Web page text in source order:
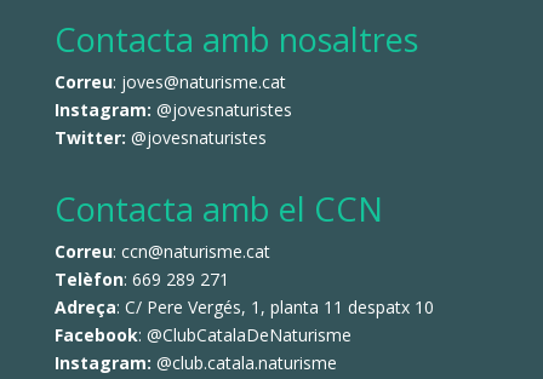
Contacta amb nosaltres
Correu: joves@naturisme.cat
Instagram: @jovesnaturistes
Twitter: @jovesnaturistes
Contacta amb el CCN
Correu: ccn@naturisme.cat
Telèfon: 669 289 271
Adreça: C/ Pere Vergés, 1, planta 11 despatx 10
Facebook: @ClubCatalaDeNaturisme
Instagram: @club.catala.naturisme